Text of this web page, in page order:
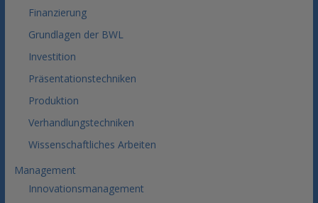
Finanzierung
Grundlagen der BWL
Investition
Präsentationstechniken
Produktion
Verhandlungstechniken
Wissenschaftliches Arbeiten
Management
Innovationsmanagement